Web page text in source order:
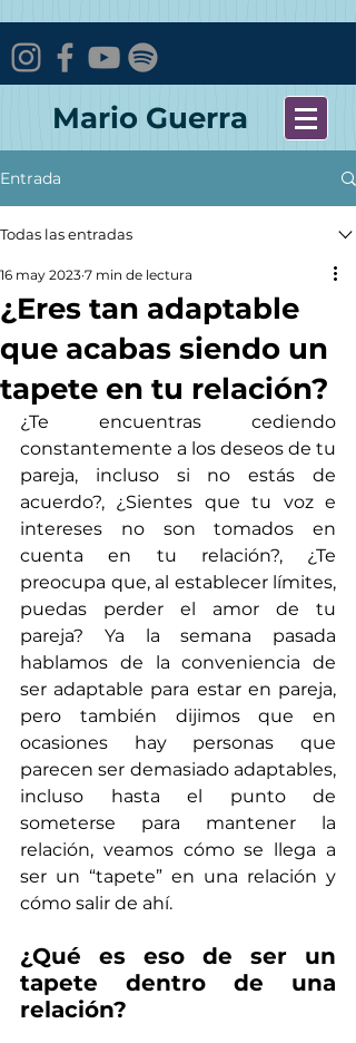
Mario Guerra
Entrada
Todas las entradas
¿Eres tan adaptable
que acabas siendo un
tapete en tu relación?
16 may 2023 7 min de lectura
¿Te encuentras cediendo
constantemente a los deseos de tu
pareja, incluso si no estás de
acuerdo?, ¿Sientes que tu voz e
intereses no son tomados en
cuenta en tu relación?, ¿Te
preocupa que, al establecer límites,
puedas perder el amor de tu
pareja? Ya la semana pasada
hablamos de la conveniencia de
ser adaptable para estar en pareja,
pero también dijimos que en
ocasiones hay personas que
parecen ser demasiado adaptables,
incluso hasta el punto de
someterse para mantener la
relación, veamos cómo se llega a
ser un “tapete” en una relación y
cómo salir de ahí.
¿Qué es eso de ser un
tapete dentro de una
relación?